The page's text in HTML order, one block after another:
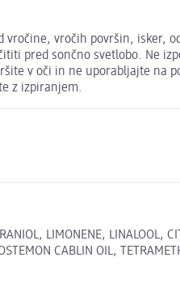
vročine, vročih površin, isker,
pred sončno svetlobo. Ne
v oči in ne uporabljajte na
z izpiranjem.
LIMONENE, LINALOOL,
CABLIN OIL,